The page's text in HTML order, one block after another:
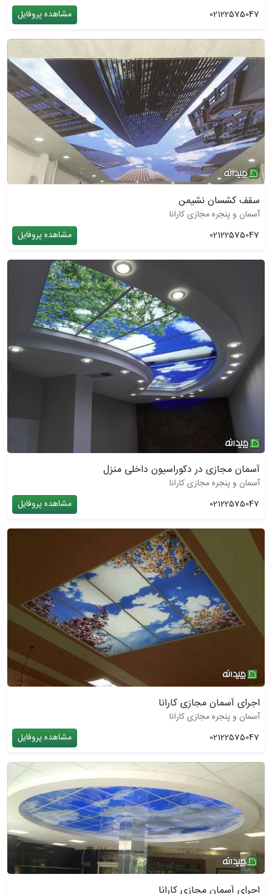
02122575047
مشاهده پروفایل
سقف کشسان نشیمن
آسمان و پنجره مجازی کارانا
02122575047
مشاهده پروفایل
آسمان مجازی در دکوراسیون داخلی منزل
آسمان و پنجره مجازی کارانا
02122575047
مشاهده پروفایل
اجرای آسمان مجازی کارانا
آسمان و پنجره مجازی کارانا
02122575047
مشاهده پروفایل
اجرای آسمان مجازی کارانا